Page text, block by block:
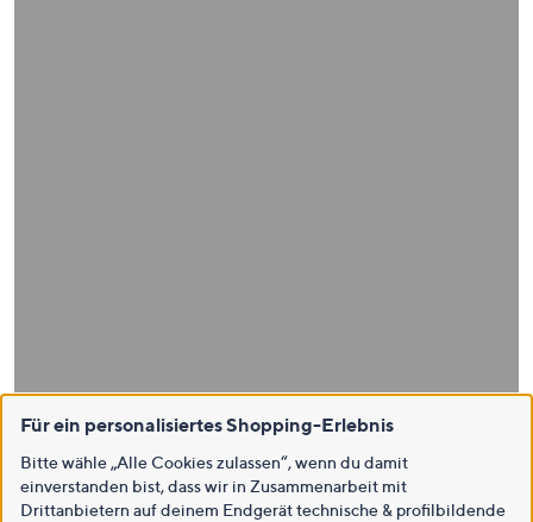
Für ein personalisiertes Shopping-Erlebnis
Bitte wähle „Alle Cookies zulassen“, wenn du damit
einverstanden bist, dass wir in Zusammenarbeit mit
Drittanbietern auf deinem Endgerät technische & profilbildende